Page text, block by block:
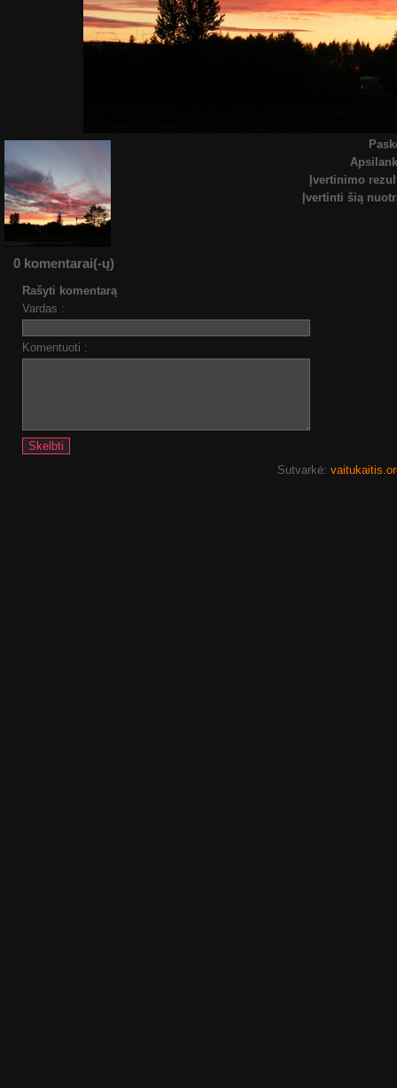
Įvertinimo
Įvertinti šią
0 komentarai(-ų)
Rašyti komentarą
Vardas :
Komentuoti :
Sutvarkė: